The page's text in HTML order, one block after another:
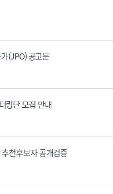
(JPO) 공고문
링단 모집 안내
천후보자 공개검증